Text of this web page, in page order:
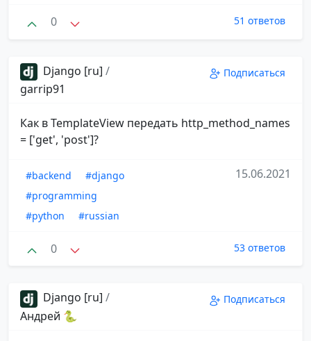
0 51 ответов
Django [ru] /
garrip91
Подписаться
Как в TemplateView передать http_method_names
= ['get', 'post']?
#backend
#django
#programming
#python
#russian
15.06.2021
0 53 ответов
Django [ru] /
Андрей 🐍
Подписаться